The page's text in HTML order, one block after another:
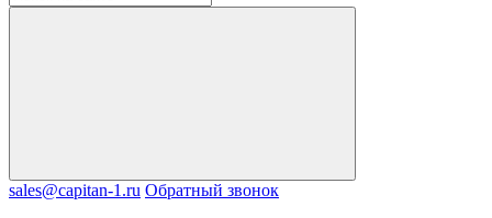
sales@capitan-1.ru Обратный звонок